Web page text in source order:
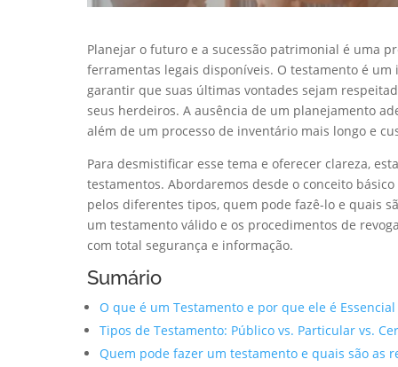
Planejar o futuro e a sucessão patrimonial é uma
ferramentas legais disponíveis. O testamento é
garantir que suas últimas vontades sejam
seus herdeiros. A ausência de um planejamento
além de um processo de inventário mais longo e
Para desmistificar esse tema e oferecer clareza,
testamentos. Abordaremos desde o conceito
pelos diferentes tipos, quem pode fazê-lo e quais
um testamento válido e os procedimentos de
com total segurança e informação.
Sumário
O que é um Testamento e por que ele é
Tipos de Testamento: Público vs. Particular vs.
Quem pode fazer um testamento e quais são as